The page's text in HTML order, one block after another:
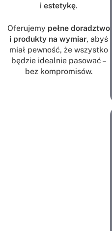
i estetykę.
Oferujemy pełne doradztwo
i produkty na wymiar, abyś
miał pewność, że wszystko
będzie idealnie pasować –
bez kompromisów.